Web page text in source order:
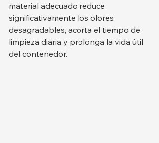
material adecuado reduce
significativamente los olores
desagradables, acorta el tiempo de
limpieza diaria y prolonga la vida útil
del contenedor.